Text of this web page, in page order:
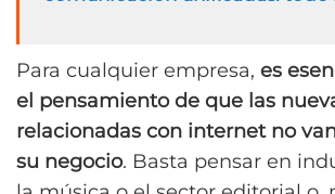
Para cualquier empresa, es
el pensamiento de que las
relacionadas con internet no
su negocio. Basta pensar en